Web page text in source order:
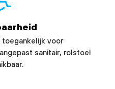
toegankelijk voor
sanitair, rolstoel